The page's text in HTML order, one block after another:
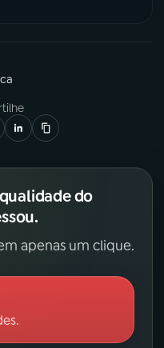
do
apenas um clique.